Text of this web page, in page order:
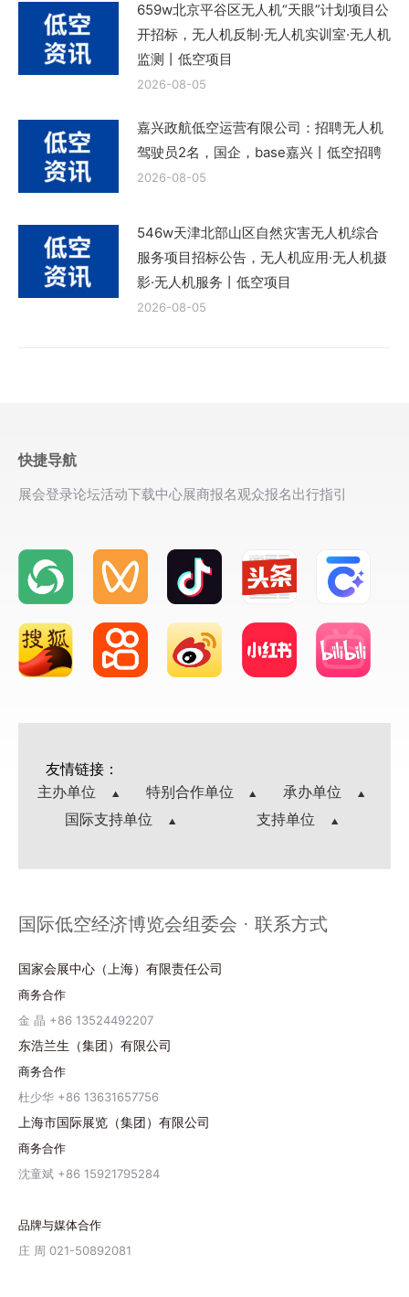
659w北京平谷区无人机“天眼”计划项目公
开招标，无人机反制·无人机实训室·无人机
监测丨低空项目
2026-08-05
嘉兴政航低空运营有限公司：招聘无人机
驾驶员2名，国企，base嘉兴丨低空招聘
2026-08-05
546w天津北部山区自然灾害无人机综合
服务项目招标公告，无人机应用·无人机摄
影·无人机服务丨低空项目
2026-08-05
快捷导航
展会登录论坛活动下载中心展商报名观众报名出行指引
友情链接：
主办单位
特别合作单位
承办单位
国际支持单位
支持单位
国际低空经济博览会组委会 · 联系方式
国家会展中心（上海）有限责任公司
商务合作
金 晶 +86 13524492207
东浩兰生（集团）有限公司
商务合作
杜少华 +86 13631657756
上海市国际展览（集团）有限公司
商务合作
沈童斌 +86 15921795284
品牌与媒体合作
庄 周 021-50892081